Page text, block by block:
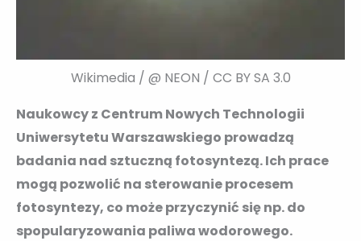
Wikimedia / @ NEON / CC BY SA 3.0
Naukowcy z Centrum Nowych Technologii
Uniwersytetu Warszawskiego prowadzą
badania nad sztuczną fotosyntezą. Ich prace
mogą pozwolić na sterowanie procesem
fotosyntezy, co może przyczynić się np. do
spopularyzowania paliwa wodorowego.